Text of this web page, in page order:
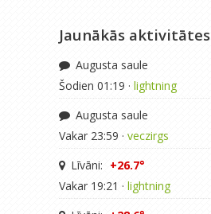
Jaunākās aktivitātes
Augusta saule
Šodien 01:19 · lightning
Augusta saule
Vakar 23:59 · veczirgs
Līvāni: +26.7°
Vakar 19:21 · lightning